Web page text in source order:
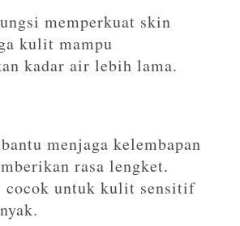
memperkuat skin
kulit mampu
kadar air lebih lama.
menjaga kelembapan
rasa lengket.
cocok untuk kulit sensitif